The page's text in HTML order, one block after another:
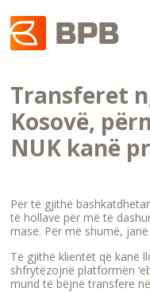
Transferet
Kosovë,
NUK kanë
Për të gjithë
të hollave për më të
mase. Për më shumë, janë
Të gjithë klientët që kanë
shfrytëzojnë platformën
mund të bëjnë transfere